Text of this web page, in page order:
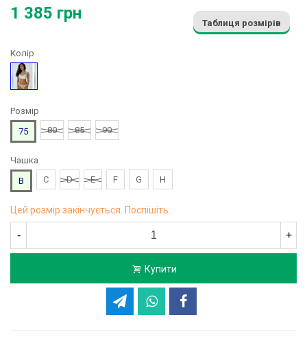
1 385 грн
Таблиця розмірів
Колір
Бежевий
Розмір
75
80 85 90
Чашка
B
C D E F G H
Цей розмір закінчується. Поспішіть.
- +
Купити